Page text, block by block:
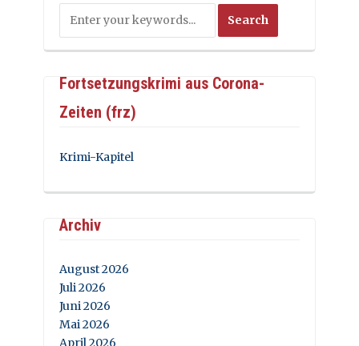
Fortsetzungskrimi aus Corona-
Zeiten (frz)
Krimi-Kapitel
Archiv
August 2026
Juli 2026
Juni 2026
Mai 2026
April 2026